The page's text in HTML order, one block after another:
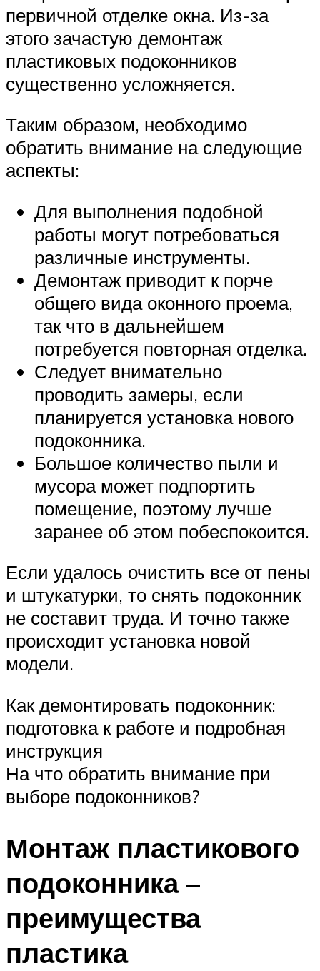
первичной отделке окна. Из-за
этого зачастую демонтаж
пластиковых подоконников
существенно усложняется.
Таким образом, необходимо
обратить внимание на следующие
аспекты:
Для выполнения подобной
работы могут потребоваться
различные инструменты.
Демонтаж приводит к порче
общего вида оконного проема,
так что в дальнейшем
потребуется повторная отделка.
Следует внимательно
проводить замеры, если
планируется установка нового
подоконника.
Большое количество пыли и
мусора может подпортить
помещение, поэтому лучше
заранее об этом побеспокоится.
Если удалось очистить все от пены
и штукатурки, то снять подоконник
не составит труда. И точно также
происходит установка новой
модели.
Как демонтировать подоконник:
подготовка к работе и подробная
инструкция
На что обратить внимание при
выборе подоконников?
Монтаж пластикового
подоконника –
преимущества
пластика